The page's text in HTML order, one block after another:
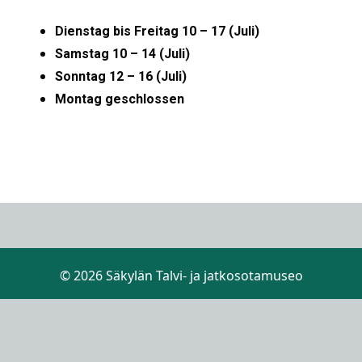
Dienstag bis Freitag 10 – 17 (Juli)
Samstag 10 – 14 (Juli)
Sonntag 12 – 16 (Juli)
Montag geschlossen
© 2026 Säkylän Talvi- ja jatkosotamuseo